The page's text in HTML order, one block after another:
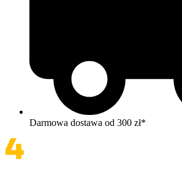
Darmowa dostawa od 300 zł*